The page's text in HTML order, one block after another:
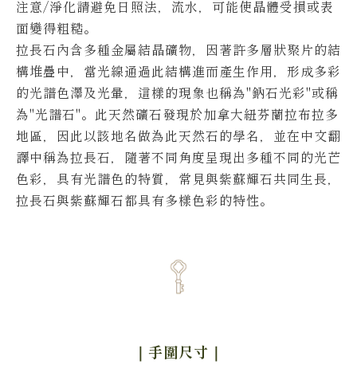
注意/淨化請避免日照法，流水，可能使晶體受損或表
面變得粗糙。
拉長石內含多種金屬結晶礦物，因著許多層狀聚片的結
構堆疊中，當光線通過此結構進而產生作用，形成多彩
的光譜色澤及光暈，這樣的現象也稱為"鈉石光彩"或稱
為"光譜石"。 此天然礦石發現於加拿大紐芬蘭拉布拉多
地區，因此以該地名做為此天然石的學名，並在中文翻
譯中稱為拉長石，隨著不同角度呈現出多種不同的光芒
色彩，具有光譜色的特質，常見與紫蘇輝石共同生長，
拉長石與紫蘇輝石都具有多樣色彩的特性。
｜手圍尺寸 ｜